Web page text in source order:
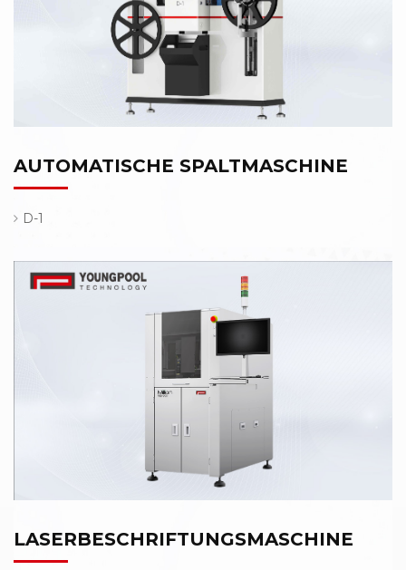
AUTOMATISCHE SPALTMASCHINE
D-1
LASERBESCHRIFTUNGSMASCHINE